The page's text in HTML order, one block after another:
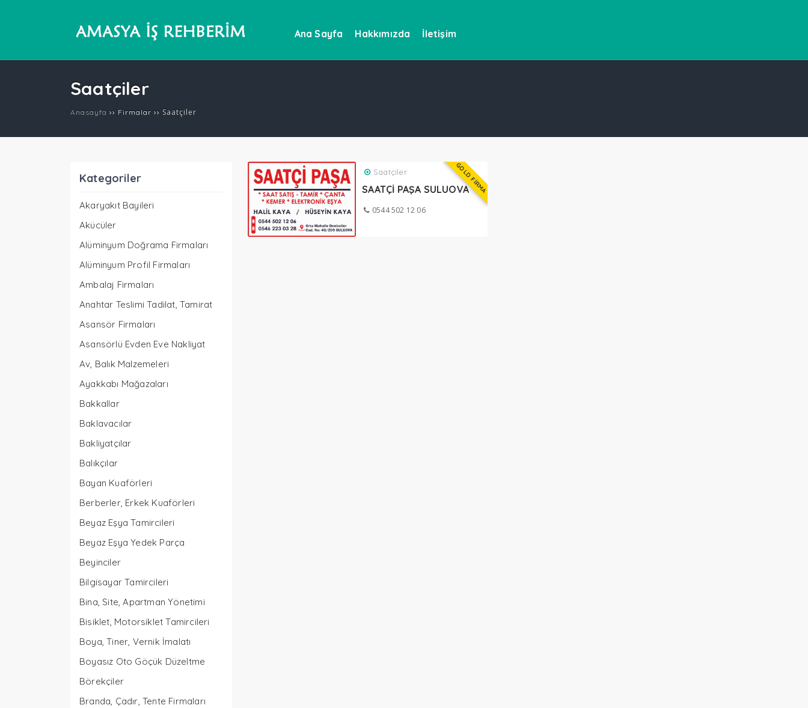
Ana Sayfa Hakkımızda İletişim
Saatçiler
Anasayfa ›› Firmalar ›› Saatçiler
Kategoriler
Akaryakıt Bayileri
Akücüler
Alüminyum Doğrama Firmaları
Alüminyum Profil Firmaları
Ambalaj Firmaları
Anahtar Teslimi Tadilat, Tamirat
Asansör Firmaları
Asansörlü Evden Eve Nakliyat
Av, Balık Malzemeleri
Ayakkabı Mağazaları
Bakkallar
Baklavacılar
Bakliyatçılar
Balıkçılar
Bayan Kuaförleri
Berberler, Erkek Kuaförleri
Beyaz Eşya Tamircileri
Beyaz Eşya Yedek Parça
Beyinciler
Bilgisayar Tamircileri
Bina, Site, Apartman Yönetimi
Bisiklet, Motorsiklet Tamircileri
Boya, Tiner, Vernik İmalatı
Boyasız Oto Göçük Düzeltme
Börekçiler
Branda, Çadır, Tente Firmaları
GOLD FİRMA
Saatçiler
SAATÇİ PAŞA SULUOVA
0544 502 12 06